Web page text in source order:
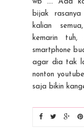
wb .... Ada
bijak
kalian
kemarin tuh,
smartphone
agar dia tak
nonton
saja bikin